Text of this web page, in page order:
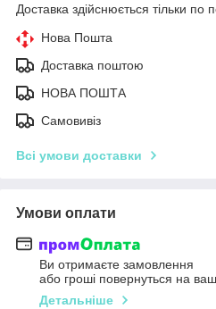
Доставка здійснюється тільки по
Нова Пошта
Доставка поштою
НОВА ПОШТА
Самовивіз
Всі умови доставки
Умови оплати
Ви отримаєте замовлення
або гроші повернуться на
Детальніше